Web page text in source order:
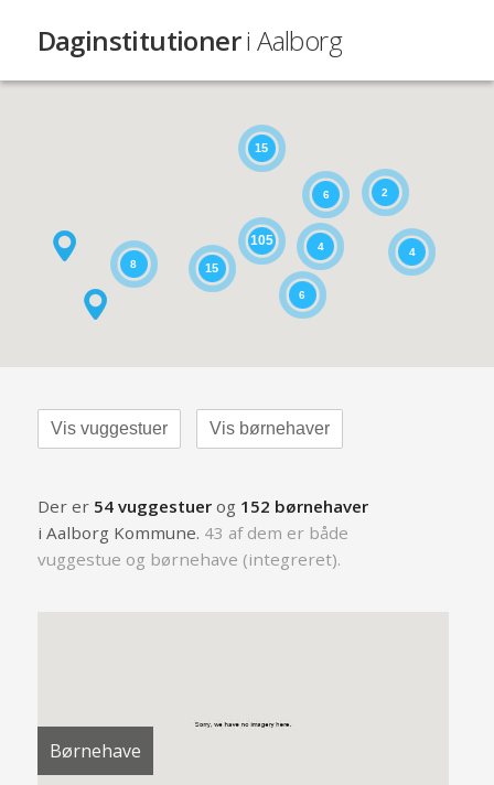
Daginstitutioneri Aalborg
105
15
6
15
8
6
2
4
4
Vis vuggestuer Vis børnehaver
Der er 54 vuggestuerog 152 børnehaver
i Aalborg Kommune. 43 af dem er både
vuggestue og børnehave (integreret).
Børnehave